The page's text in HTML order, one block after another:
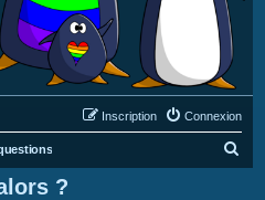
Connexion
Inscription
?